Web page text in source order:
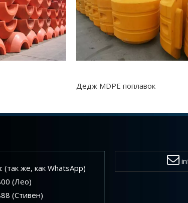
Дедж MDPE поплавок
же, как WhatsApp)
(Лео)
(Стивен)